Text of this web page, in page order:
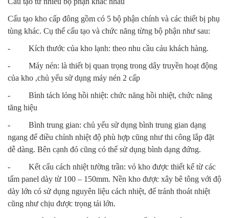
Cấu tạo kho cấp đông gồm có 5 bộ phận chính và các thiết bị phụ
tùng khác. Cụ thể cấu tạo và chức năng từng bộ phận như sau:
- Kích thước của kho lạnh: theo nhu cầu cảu khách hàng.
- Máy nén: là thiết bị quan trọng trong dây truyền hoạt động
của kho ,chủ yếu sử dụng máy nén 2 cấp
- Bình tách lỏng hồi nhiệt: chức năng hồi nhiệt, chức năng
tăng hiệu
- Bình trung gian: chủ yếu sử dụng bình trung gian dạng
ngang để điều chỉnh nhiệt độ phù hợp cũng như thi công lắp đặt
dễ dàng. Bên cạnh đó cũng có thể sử dụng bình dạng đứng.
- Kết cấu cách nhiệt tường trần: vỏ kho được thiết kế từ các
tấm panel dày từ 100 – 150mm. Nền kho được xây bê tông với độ
dày lớn có sử dụng nguyên liệu cách nhiệt, để tránh thoát nhiệt
cũng như chịu được trọng tải lớn.